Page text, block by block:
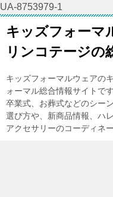
UA-8753979-1
キッズフォー
リンコテージの
キッズフォーマルウェアの
ォーマル総合情報サイトで
卒業式、お葬式などのシー
選び方や、新商品情報、ハ
アクセサリーのコーディネ